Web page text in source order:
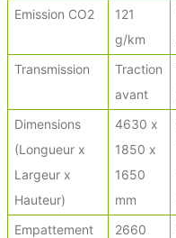
Emission CO2
121
g/km
Transmission
Traction
avant
Dimensions
(Longueur x
Largeur x
Hauteur)
4630 x
1850 x
1650
mm
Empattement
2660